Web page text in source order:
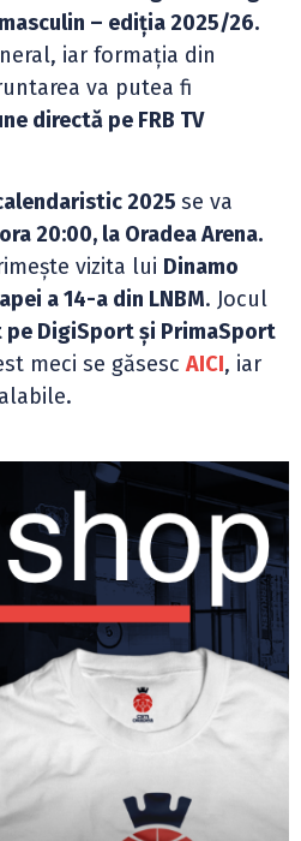
– ediția 2025/26.
iar formația din
va putea fi
directă pe FRB TV
2025 se va
20:00, la Oradea Arena.
vizita lui Dinamo
a 14-a din LNBM. Jocul
pe DigiSport și PrimaSport
meci se găsesc AICI, iar